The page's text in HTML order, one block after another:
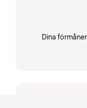
Dina